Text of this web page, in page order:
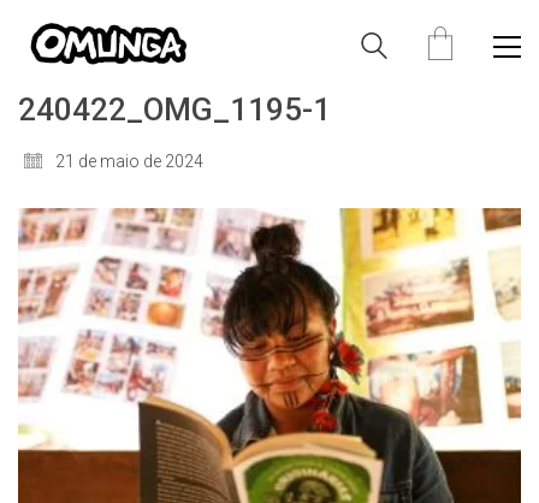
240422_OMG_1195-1
21 de maio de 2024